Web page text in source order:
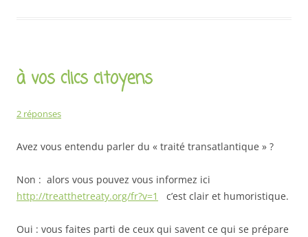
à vos clics citoyens
2 réponses
Avez vous entendu parler du « traité transatlantique » ?
Non : alors vous pouvez vous informez ici
http://treatthetreaty.org/fr?v=1
c’est clair et humoristique.
Oui : vous faites parti de ceux qui savent ce qui se prépare